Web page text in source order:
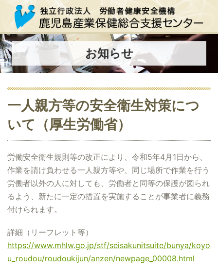
お知らせ
一人親方等の安全衛生対策につ
いて（厚生労働省）
労働安全衛生規則等の改正により、令和5年4月1日から、
作業を請け負わせる一人親方等や、同じ場所で作業を行う
労働者以外の人に対しても、労働者と同等の保護が図られ
るよう、新たに一定の措置を実施することが事業者に義務
付けられます。
詳細（リーフレット等）
https://www.mhlw.go.jp/stf/seisakunitsuite/bunya/koyo
u_roudou/roudoukijun/anzen/newpage_00008.html